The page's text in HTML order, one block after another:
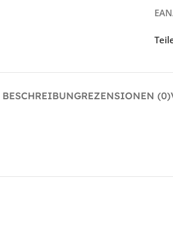
BESCHREIBUNGREZENSIONEN (0)